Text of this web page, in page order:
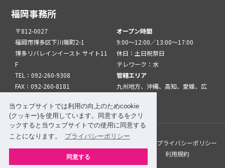
当ウェブサイトでは利用の向上のためcookie
(クッキー)を使用しています。同意するをクリ
ックすると当ウェブサイトでの使用に同意する
ことになります。
プライバシーポリシー
同意する
福岡事務所
〒812-0027
福岡市博多区下川端町2-1
博多リバレインイースト サイト11
F
TEL：092-260-9308
FAX：092-260-8181
オープン時間
9:00～12:00／13:00～17:00
休日：土日祝祭日
テレワーク：水
管轄エリア
九州地方、沖縄、高知、愛媛、広
このサイトについて
プライバシーポリシー
サイトマップ
関係機関・団体について 利用規約